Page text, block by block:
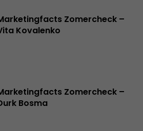
Zomercheck –
Kovalenko
Zomercheck –
Bosma